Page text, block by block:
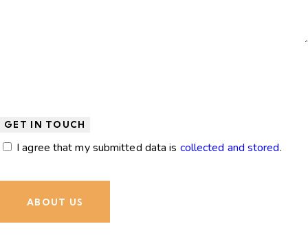
I agree that my submitted data is collected and stored.
ABOUT US